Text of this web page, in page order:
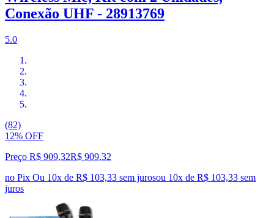
Conexão UHF - 28913769
5.0
(82)
12% OFF
Preço R$ 909,32R$ 909,32
no Pix Ou 10x de R$ 103,33 sem jurosou 10x de R$ 103,33 sem
juros